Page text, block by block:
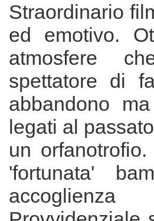
Straordinario
ed emotivo.
atmosfere
spettatore di
abbandono
legati al
un
'fortunata'